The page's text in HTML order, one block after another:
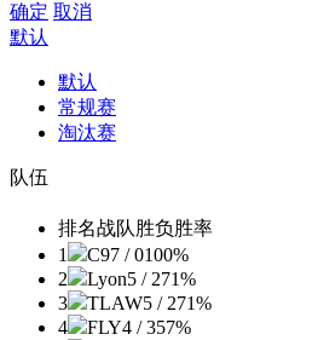
确定 取消
默认
默认
常规赛
淘汰赛
队伍
排名战队胜负胜率
1
C97 / 0100%
2
Lyon5 / 271%
3
TLAW5 / 271%
4
FLY4 / 357%